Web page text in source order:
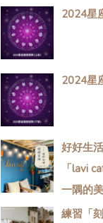
2024星
2024星
好好生
「lavi
一隅的
練習「​​​​